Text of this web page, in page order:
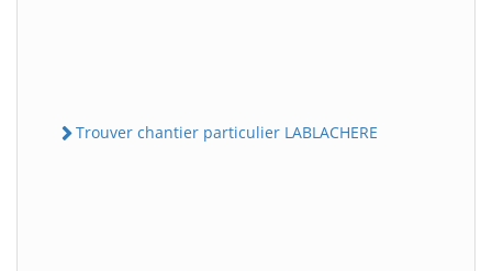
Trouver chantier particulier LABLACHERE